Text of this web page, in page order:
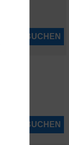
JETZT BUCHEN
JETZT BUCHEN